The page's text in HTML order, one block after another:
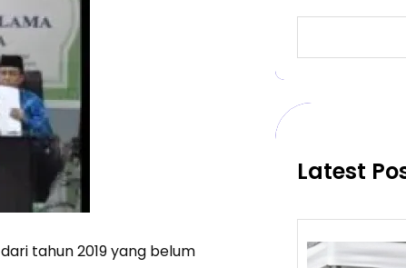
tahun 2019 yang belum
a
c
Latest